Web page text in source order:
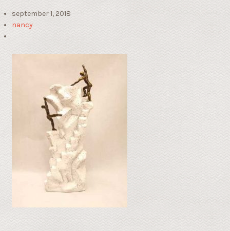
september 1, 2018
nancy